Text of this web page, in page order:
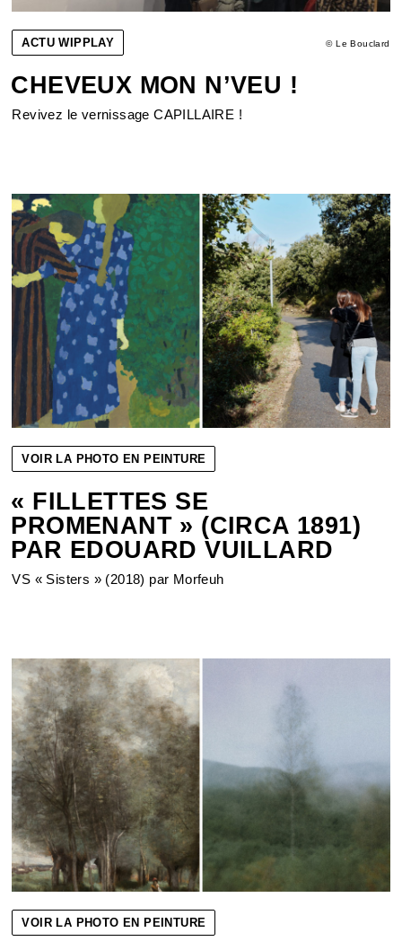
© Le Bouclard
ACTU WIPPLAY
CHEVEUX MON N’VEU !
Revivez le vernissage CAPILLAIRE !
VOIR LA PHOTO EN PEINTURE
« FILLETTES SE
PROMENANT » (CIRCA 1891)
PAR EDOUARD VUILLARD
VS « Sisters » (2018) par Morfeuh
VOIR LA PHOTO EN PEINTURE